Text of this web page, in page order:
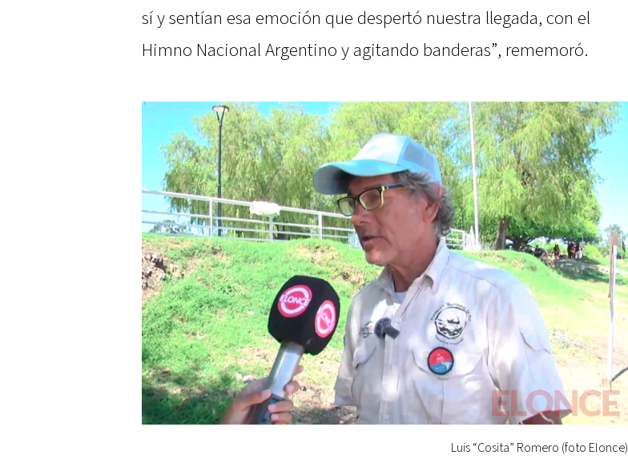
sí y sentían esa emoción que despertó nuestra llegada, con el
Himno Nacional Argentino y agitando banderas”, rememoró.
Luis “Cosita” Romero (foto Elonce)